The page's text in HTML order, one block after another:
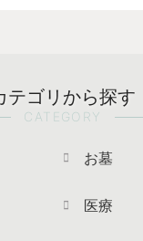
テゴリから探す
CATEGORY
お墓
医療